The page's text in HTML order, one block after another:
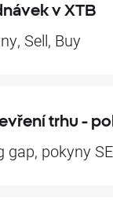
v XTB
Sell, Buy
trhu -
gap, pokyny